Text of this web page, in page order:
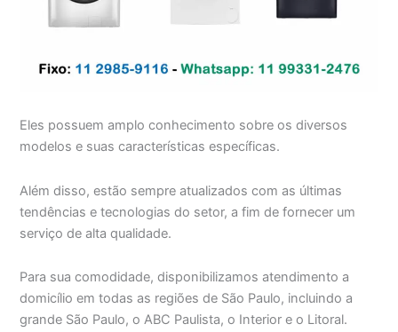
Eles possuem amplo conhecimento sobre os diversos
modelos e suas características específicas.
Além disso, estão sempre atualizados com as últimas
tendências e tecnologias do setor, a fim de fornecer um
serviço de alta qualidade.
Para sua comodidade, disponibilizamos atendimento a
domicílio em todas as regiões de São Paulo, incluindo a
grande São Paulo, o ABC Paulista, o Interior e o Litoral.